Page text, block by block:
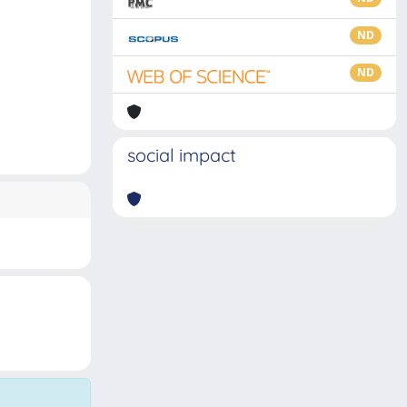
ND
ND
social impact